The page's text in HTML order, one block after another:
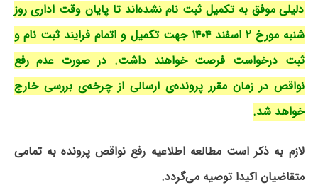
دلیلی موفق به تکمیل ثبت نام نشده‌اند تا پایان وقت اداری روز
شنبه مورخ ۲ اسفند ۱۴۰۴ جهت تکمیل و اتمام فرایند ثبت نام و
ثبت درخواست فرصت خواهند داشت. در صورت‌ عدم رفع
نواقص در زمان مقرر پرونده‌ی ارسالی از چرخه‌ی بررسی خارج
خواهد شد.
لازم به ذکر است مطالعه اطلاعیه رفع نواقص پرونده به تمامی
متقاضیان اکیدا توصیه می‌گردد.